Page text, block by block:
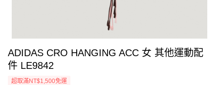
ADIDAS CRO HANGING ACC 女 其他運動配
件 LE9842
超取滿NT$1,500免運